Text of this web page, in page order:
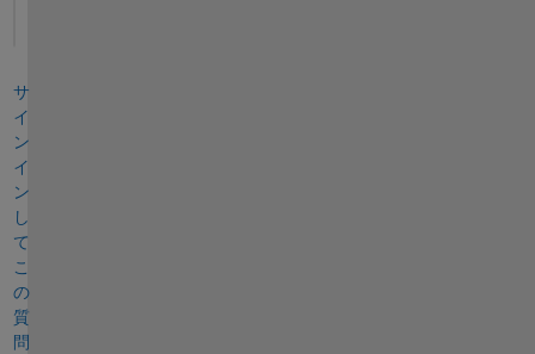
サ
イ
ン
イ
ン
し
て
こ
の
質
問